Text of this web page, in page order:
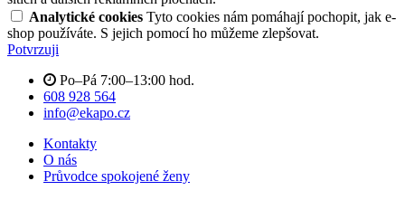
Analytické cookies Tyto cookies nám pomáhají pochopit, jak e-
shop používáte. S jejich pomocí ho můžeme zlepšovat.
Potvrzuji
Po–Pá 7:00–13:00 hod.
608 928 564
info@ekapo.cz
Kontakty
O nás
Průvodce spokojené ženy